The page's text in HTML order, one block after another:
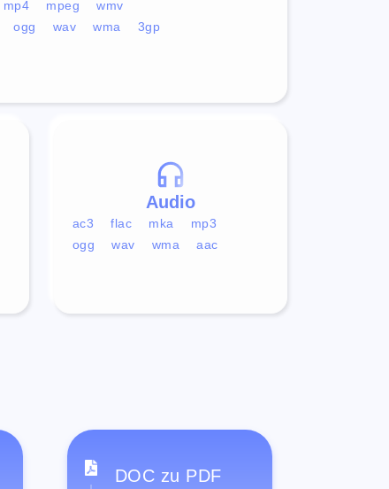
mp4 mpeg
wmv
ogg wav wma 3gp
Audio
ac3 flac mka
mp3
ogg
wav wma aac
DOC zu PDF